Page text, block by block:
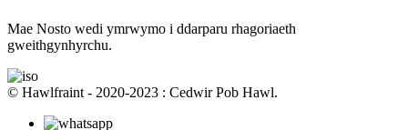
Mae Nosto wedi ymrwymo i ddarparu rhagoriaeth
gweithgynhyrchu.
© Hawlfraint - 2020-2023 : Cedwir Pob Hawl.